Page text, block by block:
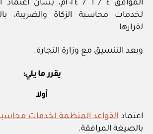
الموافق ٤ / ٦ / ٢٠٢٤م،
لخدمات محاسبة الزكاة والضريبة،
لقرارها.
وبعد التنسيق مع وزارة التجارة.
يقرر ما يلي:
أولا
اعتماد القواعد المنظمة لخدمات محاسبة
بالصيغة المرافقة.